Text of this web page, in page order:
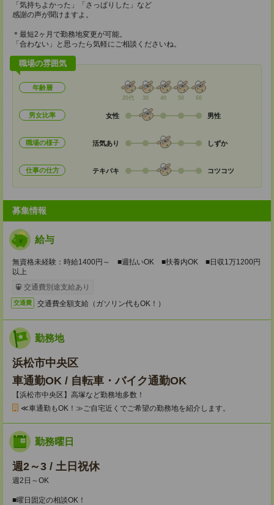
「気持ちよかった」「さっぱりした」など
感謝の声が聞けますよ。
＊最短2ヶ月で勤務地変更が可能。
「合わない」と思ったら気軽にご相談くださいね。
職場の雰囲気
年齢層
20代 30 40 50 60
男女比率 女性 男性
職場の様子 活気あり しずか
仕事の仕方 テキパキ コツコツ
募集情報
給与
無資格未経験：時給1400円～ ■週払いOK ■扶養内OK ■日収1万1200円
以上
交通費別途支給あり
交通費 交通費全額支給（ガソリン代もOK！）
勤務地
浜松市中央区
車通勤OK / 自転車・バイク通勤OK
【浜松市中央区】高塚など勤務地多数！
≪車通勤もOK！≫ご自宅近くでご希望の勤務地を紹介します。
勤務曜日
週2～3 / 土日祝休
週2日～OK
■曜日固定の相談OK！